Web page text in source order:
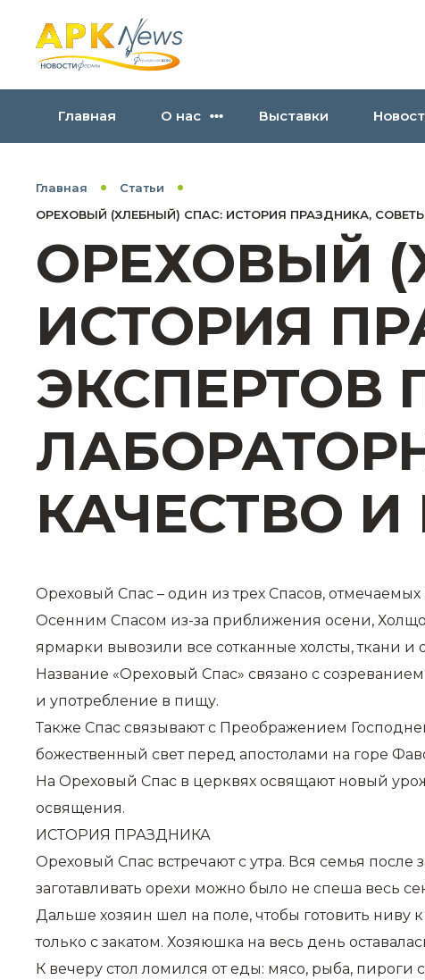
Главная О нас Выставки
Главная
Статьи
ОРЕХОВЫЙ (ХЛЕБНЫЙ) СПАС: ИСТОРИЯ ПРАЗДНИКА,
ОРЕХОВЫЙ
ИСТОРИЯ
ЭКСПЕРТОВ
КАЧЕСТВО
Ореховый Спас – один из трех Спасов,
Осенним Спасом из-за приближения осени,
ярмарки вывозили все сотканные холсты, ткани и
Название «Ореховый Спас» связано с
и употребление в пищу.
Также Спас связывают с Преображением
божественный свет перед апостолами на горе
На Ореховый Спас в церквях освящают новый
освящения.
ИСТОРИЯ ПРАЗДНИКА
Ореховый Спас встречают с утра. Вся семья после
заготавливать орехи можно было не спеша весь
Дальше хозяин шел на поле, чтобы готовить ниву
только с закатом. Хозяюшка на весь день
К вечеру стол ломился от еды: мясо, рыба,